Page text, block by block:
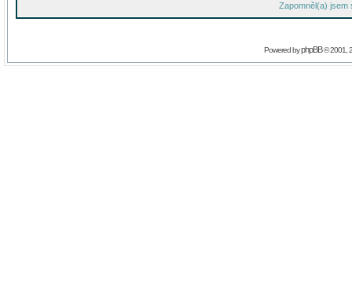
Zapomněl(a) jsem
Powered byphpBB© 2001,